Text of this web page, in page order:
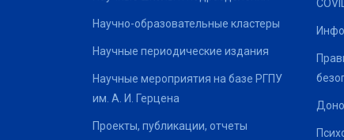
Научно-образовательные кластеры
Научные периодические издания
Научные мероприятия на базе РГПУ
им. А. И. Герцена
Проекты, публикации, отчеты